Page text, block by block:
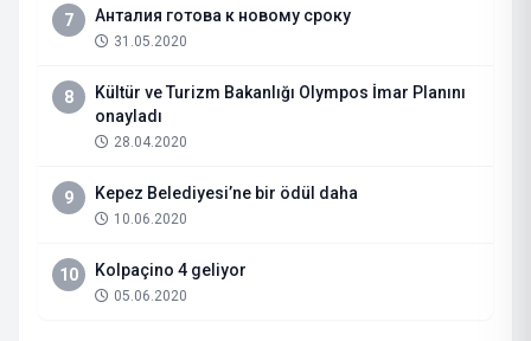
7 Анталия готова к новому сроку
31.05.2020
8
Kültür ve Turizm Bakanlığı Olympos İmar Planını
onayladı
28.04.2020
9 Kepez Belediyesi’ne bir ödül daha
10.06.2020
10 Kolpaçino 4 geliyor
05.06.2020